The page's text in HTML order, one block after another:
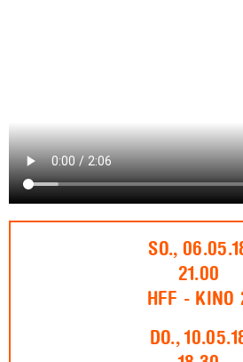
SO.,
21.00
HFF - KINO
DO.,